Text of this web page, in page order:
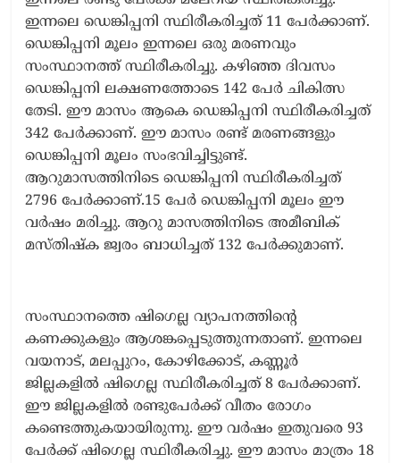
ഇന്നലെ ഡെങ്കിപ്പനി സ്ഥിരീകരിച്ചത് 11 പേര്‍ക്കാണ്.
ഡെങ്കിപ്പനി മൂലം ഇന്നലെ ഒരു മരണവും
സംസ്ഥാനത്ത് സ്ഥിരീകരിച്ചു. കഴിഞ്ഞ ദിവസം
ഡെങ്കിപ്പനി ലക്ഷണത്തോടെ 142 പേര്‍ ചികിത്സ
തേടി. ഈ മാസം ആകെ ഡെങ്കിപ്പനി സ്ഥിരീകരിച്ചത്
342 പേര്‍ക്കാണ്. ഈ മാസം രണ്ട് മരണങ്ങളും
ഡെങ്കിപ്പനി മൂലം സംഭവിച്ചിട്ടുണ്ട്.
ആറുമാസത്തിനിടെ ഡെങ്കിപ്പനി സ്ഥിരീകരിച്ചത്
2796 പേര്‍ക്കാണ്.15 പേര്‍ ഡെങ്കിപ്പനി മൂലം ഈ
വര്‍ഷം മരിച്ചു. ആറു മാസത്തിനിടെ അമീബിക്
മസ്തിഷ്‌ക ജ്വരം ബാധിച്ചത് 132 പേര്‍ക്കുമാണ്.
സംസ്ഥാനത്തെ ഷിഗെല്ല വ്യാപനത്തിന്റെ
കണക്കുകളും ആശങ്കപ്പെടുത്തുന്നതാണ്. ഇന്നലെ
വയനാട്, മലപ്പുറം, കോഴിക്കോട്, കണ്ണൂര്‍
ജില്ലകളില്‍ ഷിഗെല്ല സ്ഥിരീകരിച്ചത് 8 പേര്‍ക്കാണ്.
ഈ ജില്ലകളില്‍ രണ്ടുപേര്‍ക്ക് വീതം രോഗം
കണ്ടെത്തുകയായിരുന്നു. ഈ വര്‍ഷം ഇതുവരെ 93
പേര്‍ക്ക് ഷിഗെല്ല സ്ഥിരീകരിച്ചു. ഈ മാസം മാത്രം 18